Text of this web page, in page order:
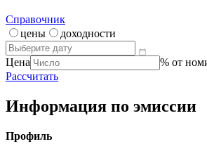
Справочник
цены
доходности
Цена
% от
Рассчитать
Информация по эмиссии
Профиль